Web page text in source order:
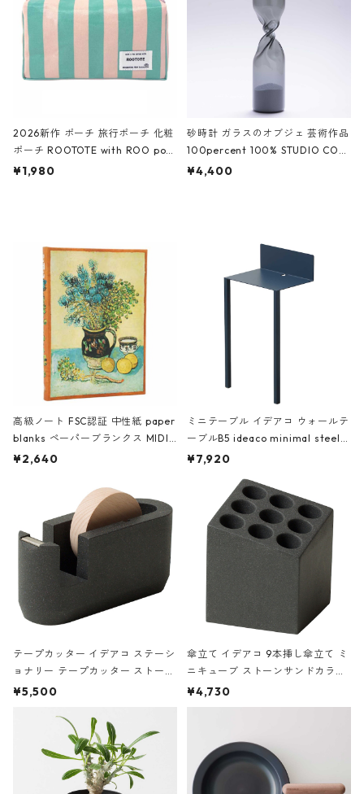
ーガンディー、オフホワイト
2026新作 ポーチ 旅行ポーチ 化粧
ポーチ ROOTOTE with ROO pou
ch 3532 ルートート WR.ポーチ.ラ
¥1,980
砂時計 ガラスのオブジェ 芸術作品
100percent 100% STUDIO COH
AKU Timeless 100パーセント ス
¥4,400
高級ノート FSC認証 中性紙 paper
blanks ペーパーブランクス MIDI
ハードカバー 罫線 ヴァン・ゴッホ
¥2,640
ミニテーブル イデアコ ウォールテ
ーブルB5 ideaco minimal steel f
urniture WALL Table B5 ネイビー
¥7,920
テープカッター イデアコ ステーシ
ョナリー テープカッター ストーン
サンドカラー 石調 ideaco Station
¥5,500
傘立て イデアコ 9本挿し傘立て ミ
ニキューブ ストーンサンドカラー
石調 ideaco Umbrella Stand CUB
E ストーンサンドブラック
¥4,730